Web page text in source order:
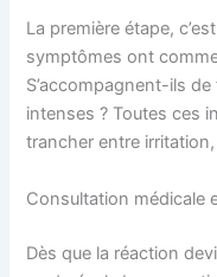
La première étape,
symptômes ont
S’accompagnent-ils
intenses ? Toutes ces
trancher entre
Consultation médicale
Dès que la réaction